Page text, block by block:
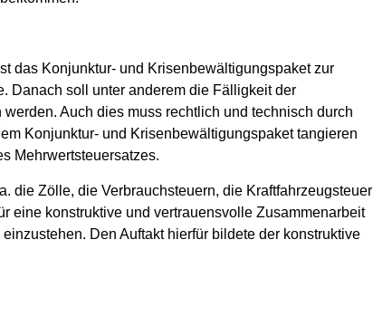
das Konjunktur- und Krisenbewältigungspaket zur
Danach soll unter anderem die Fälligkeit der
Auch dies muss rechtlich und technisch durch
Konjunktur- und Krisenbewältigungspaket tangieren
Mehrwertsteuersatzes.
die Zölle, die Verbrauchsteuern, die Kraftfahrzeugsteuer
eine konstruktive und vertrauensvolle Zusammenarbeit
Den Auftakt hierfür bildete der konstruktive